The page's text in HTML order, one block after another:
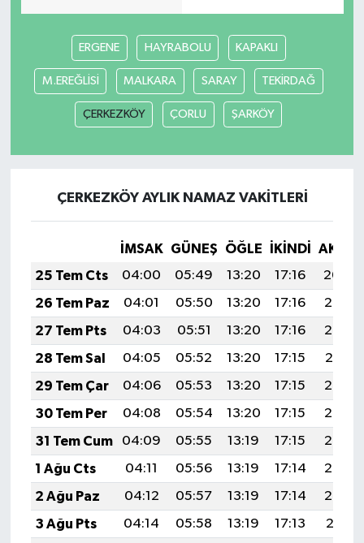
ERGENE HAYRABOLU KAPAKLI
M.EREĞLİSİ MALKARA SARAY TEKİRDAĞ
ÇERKEZKÖY ÇORLU ŞARKÖY
ÇERKEZKÖY AYLIK NAMAZ VAKITLERI
İMSAK GÜNEŞ ÖĞLE İKINDI
25 Tem Cts
04:00 05:49 13:20 17:16
20:40
26 Tem Paz
04:01 05:50 13:20 17:16
20:39
27 Tem Pts
04:03 05:51 13:20 17:16
20:38
28 Tem Sal
04:05 05:52 13:20 17:15
20:37
29 Tem Çar
04:06 05:53 13:20 17:15
20:36
30 Tem Per
04:08 05:54 13:20 17:15
20:35
31 Tem Cum
04:09 05:55 13:19 17:15
20:34
1 Ağu Cts
04:11 05:56 13:19 17:14
20:33
2 Ağu Paz
04:12 05:57 13:19 17:14
20:32
3 Ağu Pts
04:14 05:58 13:19 17:13
20:31